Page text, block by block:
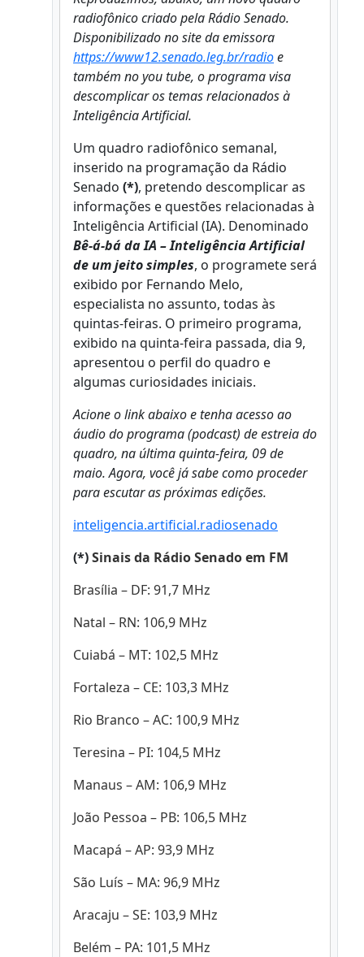
radiofônico criado pela Rádio Senado.
Disponibilizado no site da emissora
https://www12.senado.leg.br/radioe
também no you tube, o programa visa
descomplicar os temas relacionados à
Inteligência Artificial.
Um quadro radiofônico semanal,
inserido na programação da Rádio
Senado (*), pretendo descomplicar as
informações e questões relacionadas à
Inteligência Artificial (IA). Denominado
Bê-á-bá da IA – Inteligência Artificial
de um jeito simples, o programete será
exibido por Fernando Melo,
especialista no assunto, todas às
quintas-feiras. O primeiro programa,
exibido na quinta-feira passada, dia 9,
apresentou o perfil do quadro e
algumas curiosidades iniciais.
Acione o link abaixo e tenha acesso ao
áudio do programa (podcast) de estreia do
quadro, na última quinta-feira, 09 de
maio. Agora, você já sabe como proceder
para escutar as próximas edições.
inteligencia.artificial.radiosenado
(*)Sinais da Rádio Senado em FM
Brasília – DF: 91,7 MHz
Natal – RN: 106,9 MHz
Cuiabá – MT: 102,5 MHz
Fortaleza – CE: 103,3 MHz
Rio Branco – AC: 100,9 MHz
Teresina – PI: 104,5 MHz
Manaus – AM: 106,9 MHz
João Pessoa – PB: 106,5 MHz
Macapá – AP: 93,9 MHz
São Luís – MA: 96,9 MHz
Aracaju – SE: 103,9 MHz
Belém – PA: 101,5 MHz